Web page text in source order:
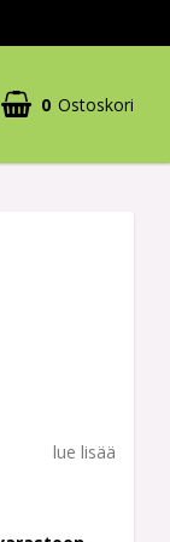
0 Ostoskori
lue lisää